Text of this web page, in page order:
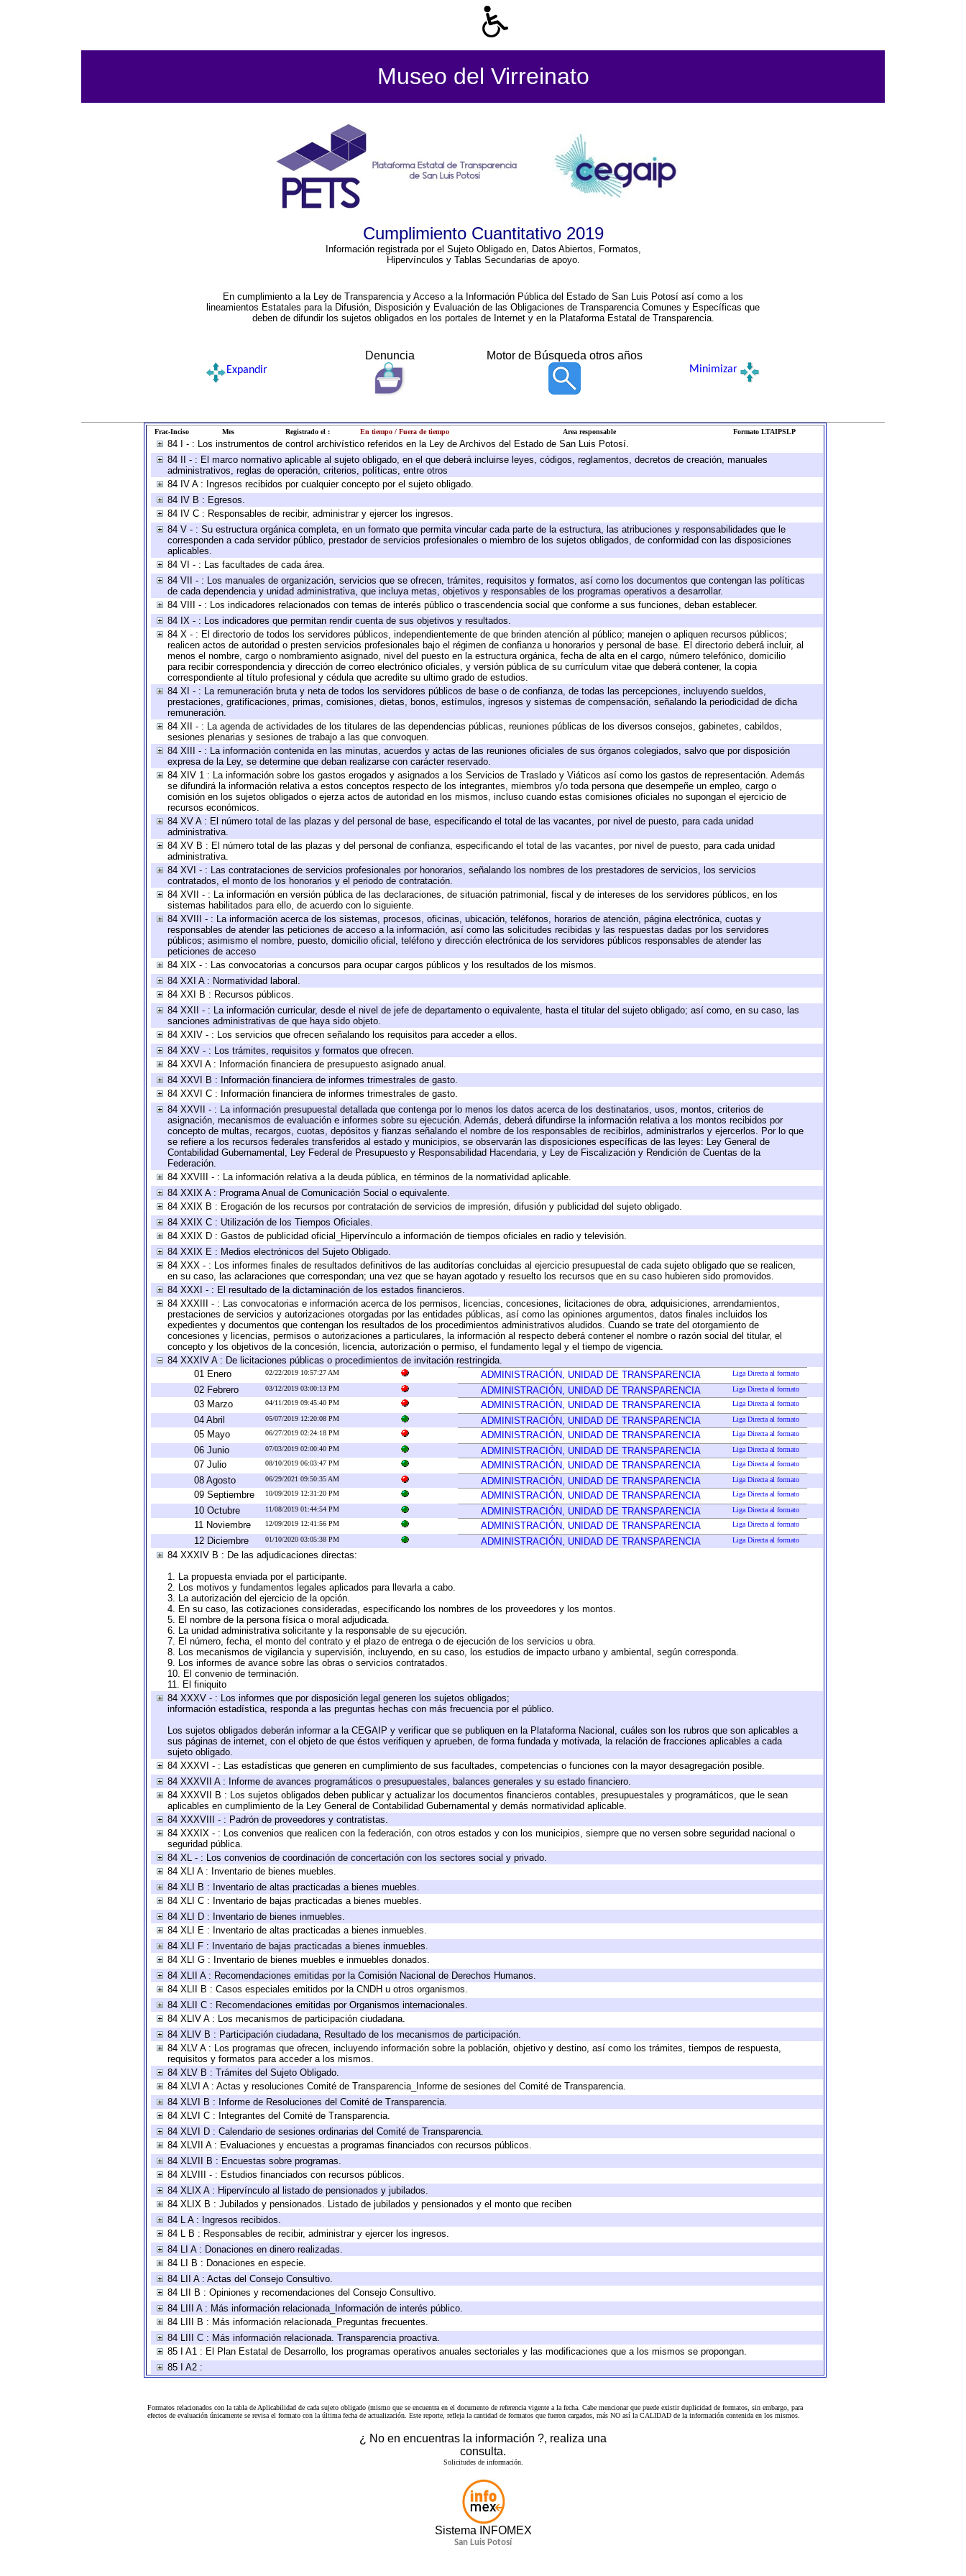
Museo del Virreinato
Cumplimiento Cuantitativo 2019
Información registrada por el Sujeto Obligado en, Datos Abiertos, Formatos,
Hipervínculos y Tablas Secundarias de apoyo.
En cumplimiento a la Ley de Transparencia y Acceso a la Información Pública del Estado de San Luis Potosí así como a los
lineamientos Estatales para la Difusión, Disposición y Evaluación de las Obligaciones de Transparencia Comunes y Específicas que
deben de difundir los sujetos obligados en los portales de Internet y en la Plataforma Estatal de Transparencia.
Denuncia Motor de Búsqueda otros años
Expandir Minimizar
Frac-Inciso Mes Registrado el : En tiempo / Fuera de tiempo Area responsable Formato LTAIPSLP
84 I - : Los instrumentos de control archivístico referidos en la Ley de Archivos del Estado de San Luis Potosí.
84 II - : El marco normativo aplicable al sujeto obligado, en el que deberá incluirse leyes, códigos, reglamentos, decretos de creación, manuales
administrativos, reglas de operación, criterios, políticas, entre otros
84 IV A : Ingresos recibidos por cualquier concepto por el sujeto obligado.
84 IV B : Egresos.
84 IV C : Responsables de recibir, administrar y ejercer los ingresos.
84 V - : Su estructura orgánica completa, en un formato que permita vincular cada parte de la estructura, las atribuciones y responsabilidades que le
corresponden a cada servidor público, prestador de servicios profesionales o miembro de los sujetos obligados, de conformidad con las disposiciones
aplicables.
84 VI - : Las facultades de cada área.
84 VII - : Los manuales de organización, servicios que se ofrecen, trámites, requisitos y formatos, así como los documentos que contengan las políticas
de cada dependencia y unidad administrativa, que incluya metas, objetivos y responsables de los programas operativos a desarrollar.
84 VIII - : Los indicadores relacionados con temas de interés público o trascendencia social que conforme a sus funciones, deban establecer.
84 IX - : Los indicadores que permitan rendir cuenta de sus objetivos y resultados.
84 X - : El directorio de todos los servidores públicos, independientemente de que brinden atención al público; manejen o apliquen recursos públicos;
realicen actos de autoridad o presten servicios profesionales bajo el régimen de confianza u honorarios y personal de base. El directorio deberá incluir, al
menos el nombre, cargo o nombramiento asignado, nivel del puesto en la estructura orgánica, fecha de alta en el cargo, número telefónico, domicilio
para recibir correspondencia y dirección de correo electrónico oficiales, y versión pública de su currículum vitae que deberá contener, la copia
correspondiente al título profesional y cédula que acredite su ultimo grado de estudios.
84 XI - : La remuneración bruta y neta de todos los servidores públicos de base o de confianza, de todas las percepciones, incluyendo sueldos,
prestaciones, gratificaciones, primas, comisiones, dietas, bonos, estímulos, ingresos y sistemas de compensación, señalando la periodicidad de dicha
remuneración.
84 XII - : La agenda de actividades de los titulares de las dependencias públicas, reuniones públicas de los diversos consejos, gabinetes, cabildos,
sesiones plenarias y sesiones de trabajo a las que convoquen.
84 XIII - : La información contenida en las minutas, acuerdos y actas de las reuniones oficiales de sus órganos colegiados, salvo que por disposición
expresa de la Ley, se determine que deban realizarse con carácter reservado.
84 XIV 1 : La información sobre los gastos erogados y asignados a los Servicios de Traslado y Viáticos así como los gastos de representación. Además
se difundirá la información relativa a estos conceptos respecto de los integrantes, miembros y/o toda persona que desempeñe un empleo, cargo o
comisión en los sujetos obligados o ejerza actos de autoridad en los mismos, incluso cuando estas comisiones oficiales no supongan el ejercicio de
recursos económicos.
84 XV A : El número total de las plazas y del personal de base, especificando el total de las vacantes, por nivel de puesto, para cada unidad
administrativa.
84 XV B : El número total de las plazas y del personal de confianza, especificando el total de las vacantes, por nivel de puesto, para cada unidad
administrativa.
84 XVI - : Las contrataciones de servicios profesionales por honorarios, señalando los nombres de los prestadores de servicios, los servicios
contratados, el monto de los honorarios y el periodo de contratación.
84 XVII - : La información en versión pública de las declaraciones, de situación patrimonial, fiscal y de intereses de los servidores públicos, en los
sistemas habilitados para ello, de acuerdo con lo siguiente.
84 XVIII - : La información acerca de los sistemas, procesos, oficinas, ubicación, teléfonos, horarios de atención, página electrónica, cuotas y
responsables de atender las peticiones de acceso a la información, así como las solicitudes recibidas y las respuestas dadas por los servidores
públicos; asimismo el nombre, puesto, domicilio oficial, teléfono y dirección electrónica de los servidores públicos responsables de atender las
peticiones de acceso
84 XIX - : Las convocatorias a concursos para ocupar cargos públicos y los resultados de los mismos.
84 XXI A : Normatividad laboral.
84 XXI B : Recursos públicos.
84 XXII - : La información curricular, desde el nivel de jefe de departamento o equivalente, hasta el titular del sujeto obligado; así como, en su caso, las
sanciones administrativas de que haya sido objeto.
84 XXIV - : Los servicios que ofrecen señalando los requisitos para acceder a ellos.
84 XXV - : Los trámites, requisitos y formatos que ofrecen.
84 XXVI A : Información financiera de presupuesto asignado anual.
84 XXVI B : Información financiera de informes trimestrales de gasto.
84 XXVI C : Información financiera de informes trimestrales de gasto.
84 XXVII - : La información presupuestal detallada que contenga por lo menos los datos acerca de los destinatarios, usos, montos, criterios de
asignación, mecanismos de evaluación e informes sobre su ejecución. Además, deberá difundirse la información relativa a los montos recibidos por
concepto de multas, recargos, cuotas, depósitos y fianzas señalando el nombre de los responsables de recibirlos, administrarlos y ejercerlos. Por lo que
se refiere a los recursos federales transferidos al estado y municipios, se observarán las disposiciones específicas de las leyes: Ley General de
Contabilidad Gubernamental, Ley Federal de Presupuesto y Responsabilidad Hacendaria, y Ley de Fiscalización y Rendición de Cuentas de la
Federación.
84 XXVIII - : La información relativa a la deuda pública, en términos de la normatividad aplicable.
84 XXIX A : Programa Anual de Comunicación Social o equivalente.
84 XXIX B : Erogación de los recursos por contratación de servicios de impresión, difusión y publicidad del sujeto obligado.
84 XXIX C : Utilización de los Tiempos Oficiales.
84 XXIX D : Gastos de publicidad oficial_Hipervínculo a información de tiempos oficiales en radio y televisión.
84 XXIX E : Medios electrónicos del Sujeto Obligado.
84 XXX - : Los informes finales de resultados definitivos de las auditorías concluidas al ejercicio presupuestal de cada sujeto obligado que se realicen,
en su caso, las aclaraciones que correspondan; una vez que se hayan agotado y resuelto los recursos que en su caso hubieren sido promovidos.
84 XXXI - : El resultado de la dictaminación de los estados financieros.
84 XXXIII - : Las convocatorias e información acerca de los permisos, licencias, concesiones, licitaciones de obra, adquisiciones, arrendamientos,
prestaciones de servicios y autorizaciones otorgadas por las entidades públicas, así como las opiniones argumentos, datos finales incluidos los
expedientes y documentos que contengan los resultados de los procedimientos administrativos aludidos. Cuando se trate del otorgamiento de
concesiones y licencias, permisos o autorizaciones a particulares, la información al respecto deberá contener el nombre o razón social del titular, el
concepto y los objetivos de la concesión, licencia, autorización o permiso, el fundamento legal y el tiempo de vigencia.
84 XXXIV A : De licitaciones públicas o procedimientos de invitación restringida.
01 Enero
02/22/2019 10:57:27 AM ADMINISTRACIÓN, UNIDAD DE TRANSPARENCIA Liga Directa al formato
02 Febrero 03/12/2019 03:00:13 PM ADMINISTRACIÓN, UNIDAD DE TRANSPARENCIA Liga Directa al formato
03 Marzo 04/11/2019 09:45:40 PM ADMINISTRACIÓN, UNIDAD DE TRANSPARENCIA Liga Directa al formato
04 Abril 05/07/2019 12:20:08 PM ADMINISTRACIÓN, UNIDAD DE TRANSPARENCIA Liga Directa al formato
05 Mayo 06/27/2019 02:24:18 PM ADMINISTRACIÓN, UNIDAD DE TRANSPARENCIA Liga Directa al formato
06 Junio 07/03/2019 02:00:40 PM ADMINISTRACIÓN, UNIDAD DE TRANSPARENCIA Liga Directa al formato
07 Julio 08/10/2019 06:03:47 PM ADMINISTRACIÓN, UNIDAD DE TRANSPARENCIA Liga Directa al formato
08 Agosto 06/29/2021 09:50:35 AM ADMINISTRACIÓN, UNIDAD DE TRANSPARENCIA Liga Directa al formato
09 Septiembre 10/09/2019 12:31:20 PM ADMINISTRACIÓN, UNIDAD DE TRANSPARENCIA Liga Directa al formato
10 Octubre 11/08/2019 01:44:54 PM ADMINISTRACIÓN, UNIDAD DE TRANSPARENCIA Liga Directa al formato
11 Noviembre 12/09/2019 12:41:56 PM ADMINISTRACIÓN, UNIDAD DE TRANSPARENCIA Liga Directa al formato
12 Diciembre 01/10/2020 03:05:38 PM ADMINISTRACIÓN, UNIDAD DE TRANSPARENCIA Liga Directa al formato
84 XXXIV B : De las adjudicaciones directas:
1. La propuesta enviada por el participante.
2. Los motivos y fundamentos legales aplicados para llevarla a cabo.
3. La autorización del ejercicio de la opción.
4. En su caso, las cotizaciones consideradas, especificando los nombres de los proveedores y los montos.
5. El nombre de la persona física o moral adjudicada.
6. La unidad administrativa solicitante y la responsable de su ejecución.
7. El número, fecha, el monto del contrato y el plazo de entrega o de ejecución de los servicios u obra.
8. Los mecanismos de vigilancia y supervisión, incluyendo, en su caso, los estudios de impacto urbano y ambiental, según corresponda.
9. Los informes de avance sobre las obras o servicios contratados.
10. El convenio de terminación.
11. El finiquito
84 XXXV - : Los informes que por disposición legal generen los sujetos obligados;
información estadística, responda a las preguntas hechas con más frecuencia por el público.
Los sujetos obligados deberán informar a la CEGAIP y verificar que se publiquen en la Plataforma Nacional, cuáles son los rubros que son aplicables a
sus páginas de internet, con el objeto de que éstos verifiquen y aprueben, de forma fundada y motivada, la relación de fracciones aplicables a cada
sujeto obligado.
84 XXXVI - : Las estadísticas que generen en cumplimiento de sus facultades, competencias o funciones con la mayor desagregación posible.
84 XXXVII A : Informe de avances programáticos o presupuestales, balances generales y su estado financiero.
84 XXXVII B : Los sujetos obligados deben publicar y actualizar los documentos financieros contables, presupuestales y programáticos, que le sean
aplicables en cumplimiento de la Ley General de Contabilidad Gubernamental y demás normatividad aplicable.
84 XXXVIII - : Padrón de proveedores y contratistas.
84 XXXIX - : Los convenios que realicen con la federación, con otros estados y con los municipios, siempre que no versen sobre seguridad nacional o
seguridad pública.
84 XL - : Los convenios de coordinación de concertación con los sectores social y privado.
84 XLI A : Inventario de bienes muebles.
84 XLI B : Inventario de altas practicadas a bienes muebles.
84 XLI C : Inventario de bajas practicadas a bienes muebles.
84 XLI D : Inventario de bienes inmuebles.
84 XLI E : Inventario de altas practicadas a bienes inmuebles.
84 XLI F : Inventario de bajas practicadas a bienes inmuebles.
84 XLI G : Inventario de bienes muebles e inmuebles donados.
84 XLII A : Recomendaciones emitidas por la Comisión Nacional de Derechos Humanos.
84 XLII B : Casos especiales emitidos por la CNDH u otros organismos.
84 XLII C : Recomendaciones emitidas por Organismos internacionales.
84 XLIV A : Los mecanismos de participación ciudadana.
84 XLIV B : Participación ciudadana, Resultado de los mecanismos de participación.
84 XLV A : Los programas que ofrecen, incluyendo información sobre la población, objetivo y destino, así como los trámites, tiempos de respuesta,
requisitos y formatos para acceder a los mismos.
84 XLV B : Trámites del Sujeto Obligado.
84 XLVI A : Actas y resoluciones Comité de Transparencia_Informe de sesiones del Comité de Transparencia.
84 XLVI B : Informe de Resoluciones del Comité de Transparencia.
84 XLVI C : Integrantes del Comité de Transparencia.
84 XLVI D : Calendario de sesiones ordinarias del Comité de Transparencia.
84 XLVII A : Evaluaciones y encuestas a programas financiados con recursos públicos.
84 XLVII B : Encuestas sobre programas.
84 XLVIII - : Estudios financiados con recursos públicos.
84 XLIX A : Hipervínculo al listado de pensionados y jubilados.
84 XLIX B : Jubilados y pensionados. Listado de jubilados y pensionados y el monto que reciben
84 L A : Ingresos recibidos.
84 L B : Responsables de recibir, administrar y ejercer los ingresos.
84 LI A : Donaciones en dinero realizadas.
84 LI B : Donaciones en especie.
84 LII A : Actas del Consejo Consultivo.
84 LII B : Opiniones y recomendaciones del Consejo Consultivo.
84 LIII A : Más información relacionada_Información de interés público.
84 LIII B : Más información relacionada_Preguntas frecuentes.
84 LIII C : Más información relacionada. Transparencia proactiva.
85 I A1 : El Plan Estatal de Desarrollo, los programas operativos anuales sectoriales y las modificaciones que a los mismos se propongan.
85 I A2 :
Formatos relacionados con la tabla de Aplicabilidad de cada sujeto obligado (mismo que se encuentra en el documento de referenciavigente a la fecha. Cabe mencionar que puede existir duplicidad de formatos, sin embargo, para
efectos de evaluación únicamente se revisa el formato con la última fecha de actualización. Este reporte, refleja la cantidad de formatos que fueron cargados, más NO así la CALIDAD de la información contenida en los mismos.
¿ No en encuentras la información ?, realiza una
consulta.
Solicitudes de información.
Sistema INFOMEX
San Luis Potosí